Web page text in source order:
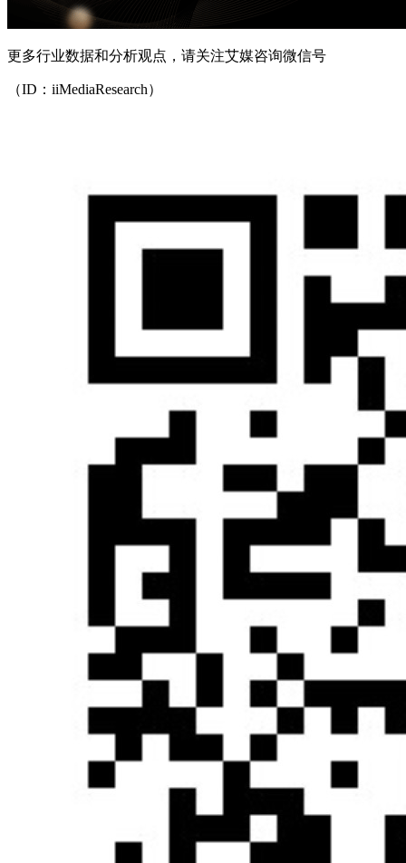
更多行业数据和分析观点，请关注艾媒咨询微信号
（ID：iiMediaResearch）